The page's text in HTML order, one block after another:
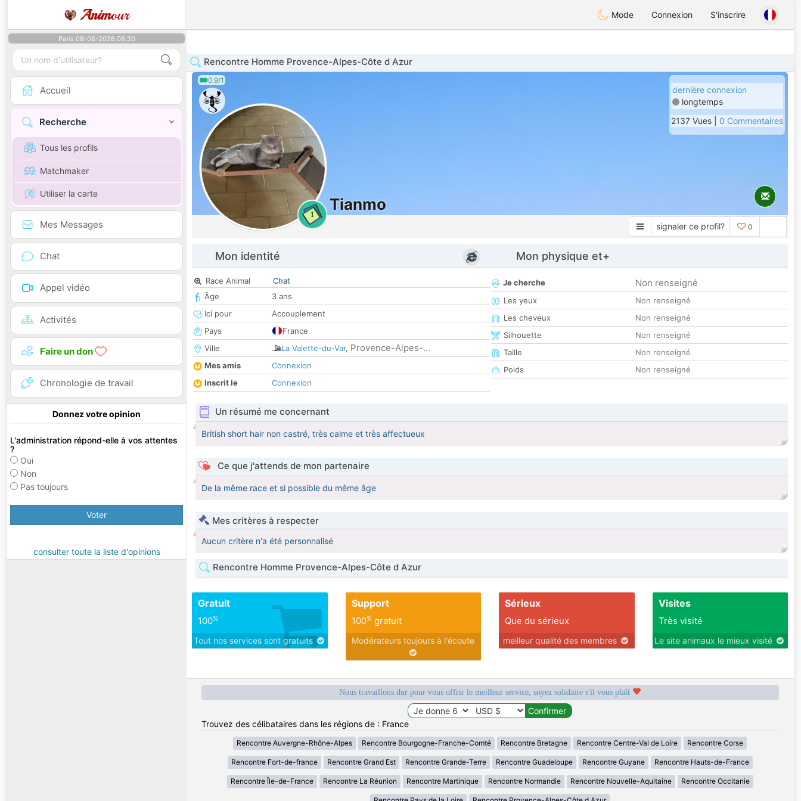
Animour Mode Connexion S'inscrire
Paris 08-08-2026 08:30
Accueil
Recherche
Tous les profils
Matchmaker
Utiliser la carte
Mes Messages
Chat
Appel vidéo
Activités
Faire un don
Chronologie de travail
Donnez votre opinion
L'administration répond-elle à vos attentes
?
Oui
Non
Pas toujours
Voter
consulter toute la liste d'opinions
Rencontre Homme Provence-Alpes-Côte d Azur
0.9/1
1
Tianmo
dernière connexion
longtemps
2137 Vues | 0 Commentaires
signaler ce profil? 0
Mon identité
Race Animal
Chat
Âge
3 ans
Ici pour
Accouplement
Pays
France
Ville
La Valette-du-Var, Provence-Alpes-...
Mes amis
Connexion
Inscrit le
Connexion
Mon physique et+
Je cherche Non renseigné
Les yeux
Non renseigné
Les cheveux
Non renseigné
Silhouette
Non renseigné
Taille
Non renseigné
Poids
Non renseigné
Un résumé me concernant
British short hair non castré, très calme et très affectueux
Ce que j'attends de mon partenaire
De la même race et si possible du même âge
Mes critères à respecter
Aucun critère n'a été personnalisé
Rencontre Homme Provence-Alpes-Côte d Azur
Gratuit
100%
Tout nos services sont gratuits
Support
100%gratuit
Modérateurs toujours à l'écoute
Sérieux
Que du sérieux
meilleur qualité des membres
Visites
Très visité
Le site animaux le mieux visité
Nous travaillons dur pour vous offrir le meilleur service, soyez solidaire s'il vous plaît
Trouvez des célibataires dans les régions de : France
Rencontre Auvergne-Rhône-Alpes Rencontre Bourgogne-Franche-Comté Rencontre Bretagne Rencontre Centre-Val de Loire Rencontre Corse
Rencontre Fort-de-france Rencontre Grand Est Rencontre Grande-Terre Rencontre Guadeloupe Rencontre Guyane Rencontre Hauts-de-France
Rencontre Île-de-France Rencontre La Réunion Rencontre Martinique Rencontre Normandie Rencontre Nouvelle-Aquitaine Rencontre Occitanie